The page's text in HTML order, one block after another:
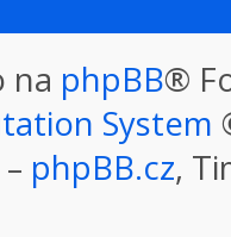
na phpBB®
System
phpBB.cz,